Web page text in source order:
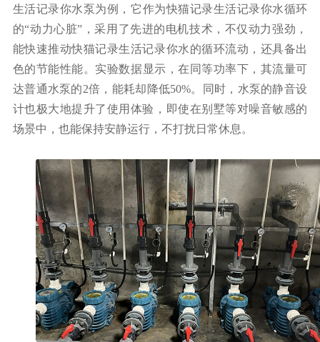
生活记录你水泵为例， 它作为快猫记录生活记录你水循环
的“动力心脏”，采用了先进的电机技术，不仅动力强劲，
能快速推动快猫记录生活记录你水的循环流动，还具备出
色的节能性能。 实验数据显示，在同等功率下，其流量可
达普通水泵的2倍，能耗却降低50%。
同时，水泵的静音设
计也极大地提升了使用体验，即使在别墅等对噪音敏感的
场景中，也能保持安静运行，不打扰日常休息。